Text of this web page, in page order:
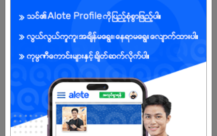
Open To : Male/Female
Already Expired
Don't have an account?
REGISTER NOW!